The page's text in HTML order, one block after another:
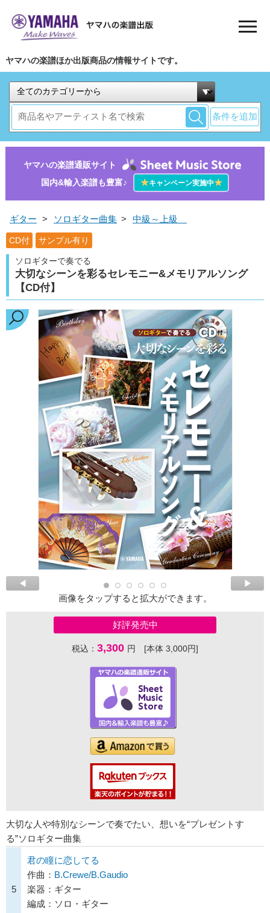
ヤマハの楽譜ほか出版商品の情報サイトです。
条件を追加
ヤマハの楽譜通販サイト
国内&輸入楽譜も豊富♪
★キャンペーン実施中★
ギター > ソロギター曲集 > 中級～上級
CD付 サンプル有り
ソロギターで奏でる
大切なシーンを彩るセレモニー&メモリアルソング
【CD付】
画像をタップすると拡大ができます。
好評発売中
税込： 3,300 円 [本体 3,000円]
大切な人や特別なシーンで奏でたい、想いを“プレゼントす
る”ソロギター曲集
5
君の瞳に恋してる
作曲： B.Crewe/B.Gaudio
楽器：ギター
編成：ソロ・ギター